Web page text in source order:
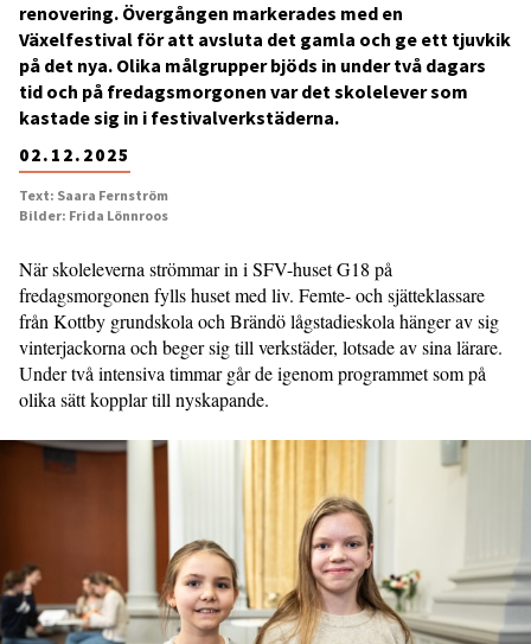
02.12.2025
renovering. Övergången markerades med en
Växelfestival för att avsluta det gamla och ge ett tjuvkik
på det nya. Olika målgrupper bjöds in under två dagars
tid och på fredagsmorgonen var det skolelever som
kastade sig in i festivalverkstäderna.
Text: Saara Fernström
Bilder: Frida Lönnroos
När skoleleverna strömmar in i SFV-huset G18 på
fredagsmorgonen fylls huset med liv. Femte- och sjätteklassare
från Kottby grundskola och Brändö lågstadieskola hänger av sig
vinterjackorna och beger sig till verkstäder, lotsade av sina lärare.
Under två intensiva timmar går de igenom programmet som på
olika sätt kopplar till nyskapande.